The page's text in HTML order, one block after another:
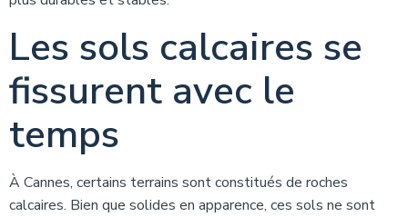
Les sols calcaires se
fissurent avec le
temps
À Cannes, certains terrains sont constitués de roches
calcaires. Bien que solides en apparence, ces sols ne sont